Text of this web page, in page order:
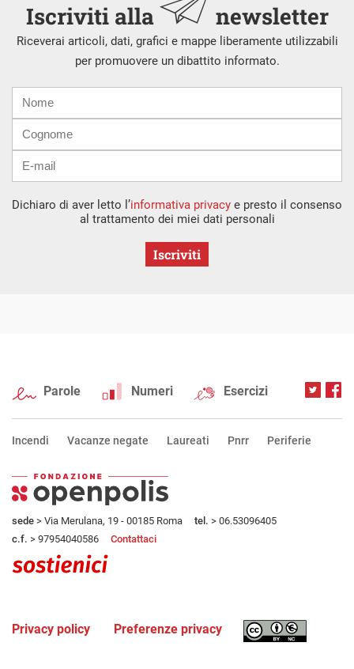
Iscriviti alla newsletter
Riceverai articoli, dati, grafici e mappe liberamente utilizzabili
per promuovere un dibattito informato.
mail
Dichiaro di aver letto l’informativa privacy e presto il consenso
al trattamento dei miei dati personali
Iscriviti
Parole Numeri Esercizi
Incendi Vacanze negate Laureati Pnrr Periferie
sede > Via Merulana, 19 - 00185 Roma tel. > 06.53096405
c.f. > 97954040586 Contattaci
Privacy policy Preferenze privacy